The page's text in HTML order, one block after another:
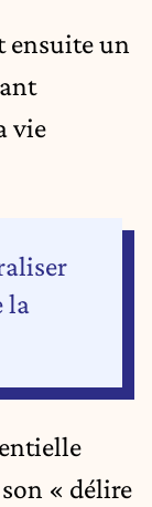
un
vie
la
« délire